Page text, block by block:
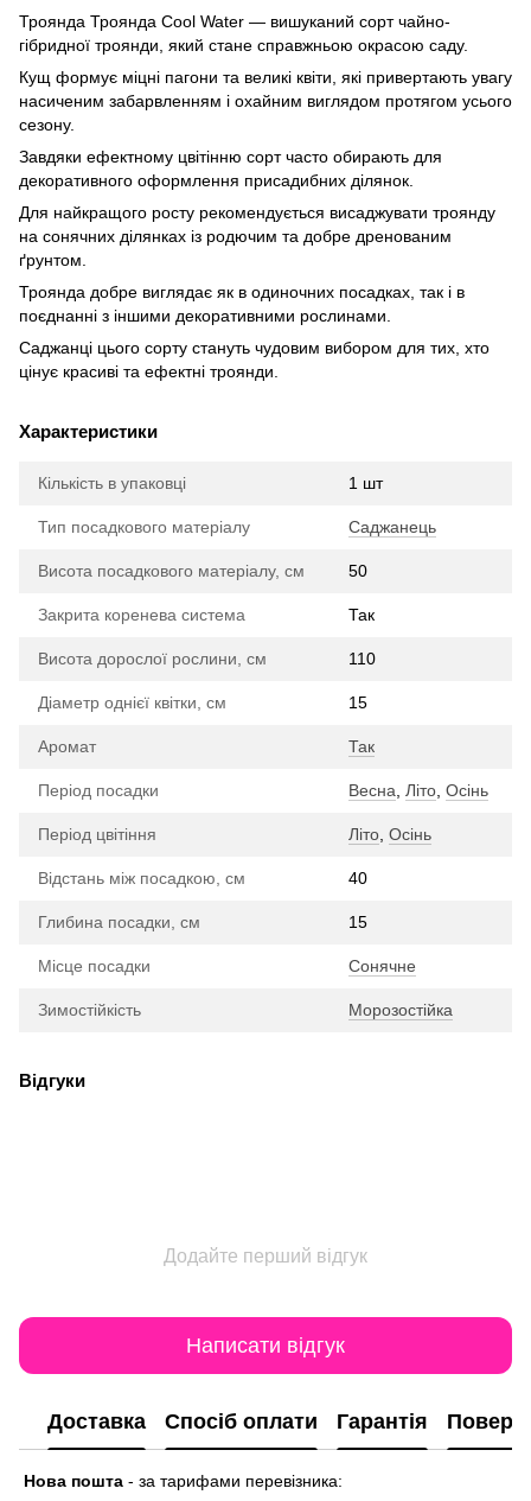
Троянда Троянда Cool Water — вишуканий сорт чайно-
гібридної троянди, який стане справжньою окрасою саду.
Кущ формує міцні пагони та великі квіти, які привертають увагу
насиченим забарвленням і охайним виглядом протягом усього
сезону.
Завдяки ефектному цвітінню сорт часто обирають для
декоративного оформлення присадибних ділянок.
Для найкращого росту рекомендується висаджувати троянду
на сонячних ділянках із родючим та добре дренованим
ґрунтом.
Троянда добре виглядає як в одиночних посадках, так і в
поєднанні з іншими декоративними рослинами.
Саджанці цього сорту стануть чудовим вибором для тих, хто
цінує красиві та ефектні троянди.
Характеристики
Кількість в упаковці 1 шт
Тип посадкового матеріалу Саджанець
Висота посадкового матеріалу, см 50
Закрита коренева система Так
Висота дорослої рослини, см 110
Діаметр однієї квітки, см 15
Аромат Так
Період посадки Весна, Літо, Осінь
Період цвітіння Літо, Осінь
Відстань між посадкою, см 40
Глибина посадки, см 15
Місце посадки Сонячне
Зимостійкість Морозостійка
Відгуки
Додайте перший відгук
Написати відгук
Доставка Спосіб оплати Гарантія
Нова пошта - за тарифами перевізника: